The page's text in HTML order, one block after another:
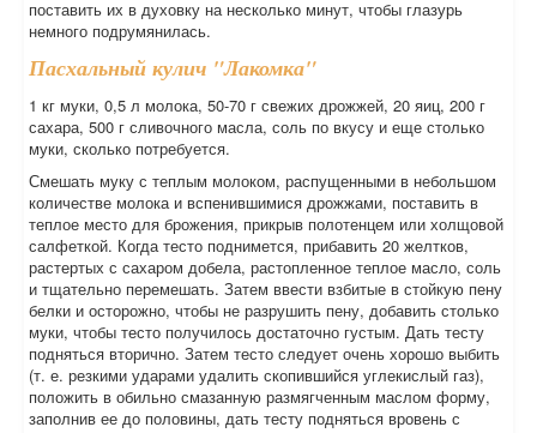
поставить их в духовку на несколько минут, чтобы глазурь
немного подрумянилась.
Пасхальный кулич "Лакомка"
1 кг муки, 0,5 л молока, 50-70 г свежих дрожжей, 20 яиц, 200 г
сахара, 500 г сливочного масла, соль по вкусу и еще столько
муки, сколько потребуется.
Смешать муку с теплым молоком, распущенными в небольшом
количестве молока и вспенившимися дрожжами, поставить в
теплое место для брожения, прикрыв полотенцем или холщовой
салфеткой. Когда тесто поднимется, прибавить 20 желтков,
растертых с сахаром добела, растопленное теплое масло, соль
и тщательно перемешать. Затем ввести взбитые в стойкую пену
белки и осторожно, чтобы не разрушить пену, добавить столько
муки, чтобы тесто получилось достаточно густым. Дать тесту
подняться вторично. Затем тесто следует очень хорошо выбить
(т. е. резкими ударами удалить скопившийся углекислый газ),
положить в обильно смазанную размягченным маслом форму,
заполнив ее до половины, дать тесту подняться вровень с